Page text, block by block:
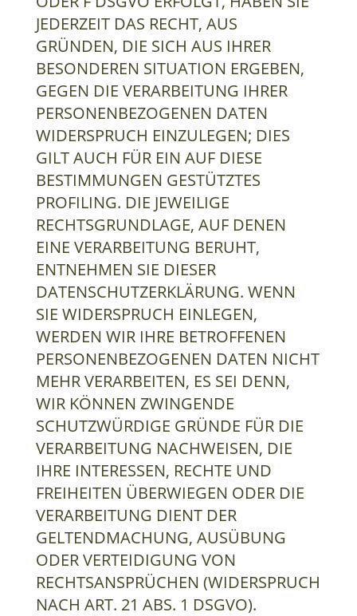
JEDERZEIT DAS RECHT, AUS
GRÜNDEN, DIE SICH AUS IHRER
BESONDEREN SITUATION ERGEBEN,
GEGEN DIE VERARBEITUNG IHRER
PERSONENBEZOGENEN DATEN
WIDERSPRUCH EINZULEGEN; DIES
GILT AUCH FÜR EIN AUF DIESE
BESTIMMUNGEN GESTÜTZTES
PROFILING. DIE JEWEILIGE
RECHTSGRUNDLAGE, AUF DENEN
EINE VERARBEITUNG BERUHT,
ENTNEHMEN SIE DIESER
DATENSCHUTZERKLÄRUNG. WENN
SIE WIDERSPRUCH EINLEGEN,
WERDEN WIR IHRE BETROFFENEN
PERSONENBEZOGENEN DATEN NICHT
MEHR VERARBEITEN, ES SEI DENN,
WIR KÖNNEN ZWINGENDE
SCHUTZWÜRDIGE GRÜNDE FÜR DIE
VERARBEITUNG NACHWEISEN, DIE
IHRE INTERESSEN, RECHTE UND
FREIHEITEN ÜBERWIEGEN ODER DIE
VERARBEITUNG DIENT DER
GELTENDMACHUNG, AUSÜBUNG
ODER VERTEIDIGUNG VON
RECHTSANSPRÜCHEN (WIDERSPRUCH
NACH ART. 21 ABS. 1 DSGVO).